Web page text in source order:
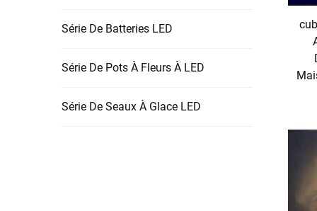
Série De Batteries LED
Série De Pots À Fleurs À LED
Série De Seaux À Glace LED